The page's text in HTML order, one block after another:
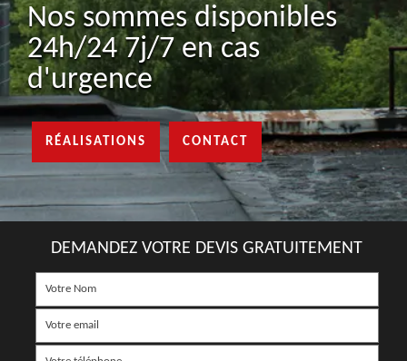
Nos sommes disponibles
24h/24 7j/7 en cas
d'urgence
RÉALISATIONS CONTACT
DEMANDEZ VOTRE DEVIS GRATUITEMENT